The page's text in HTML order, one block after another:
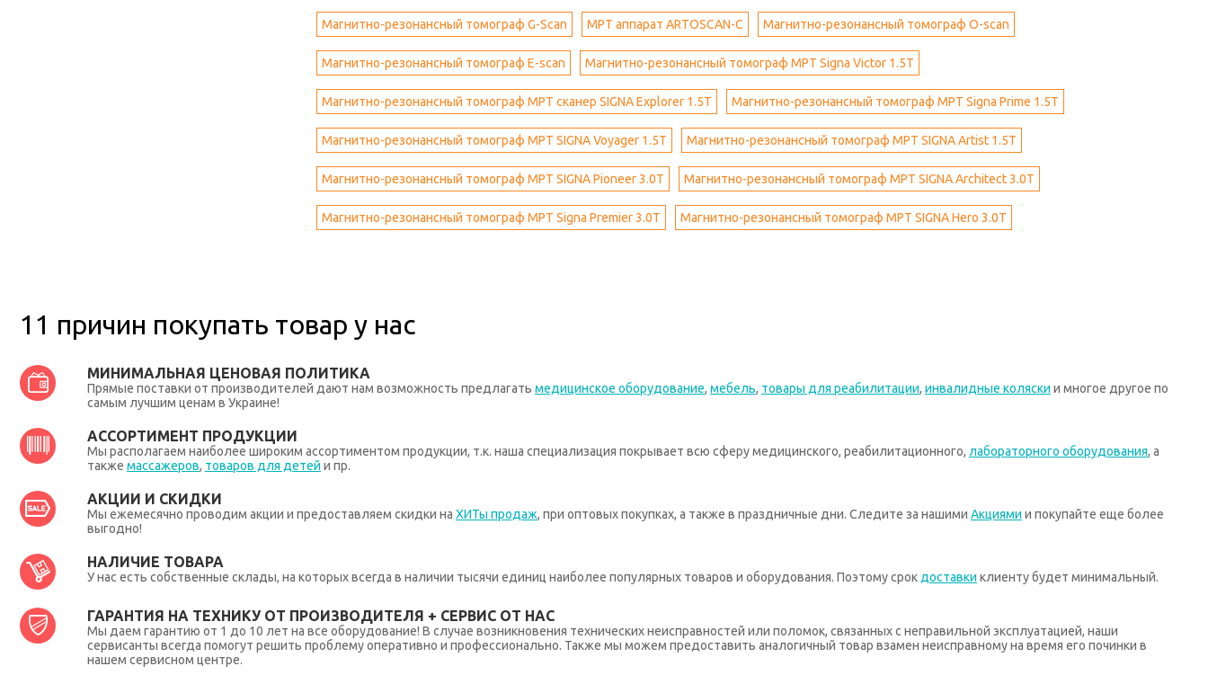
Магнитно-резонансный томограф G-Scan МРТ аппарат ARTOSCAN-C Магнитно-резонансный томограф O-scan
Магнитно-резонансный томограф E-scan Магнитно-резонансный томограф МРТ Signa Victor 1.5T
Магнитно-резонансный томограф МРТ сканер SIGNA Explorer 1.5T Магнитно-резонансный томограф МРТ Signa Prime 1.5T
Магнитно-резонансный томограф МРТ SIGNA Voyager 1.5T Магнитно-резонансный томограф МРТ SIGNA Artist 1.5Т
Магнитно-резонансный томограф МРТ SIGNA Pioneer 3.0T Магнитно-резонансный томограф МРТ SIGNA Architect 3.0T
Магнитно-резонансный томограф МРТ Signa Premier 3.0T Магнитно-резонансный томограф МРТ SIGNA Hero 3.0T
11 причин покупать товар у нас
МИНИМАЛЬНАЯ ЦЕНОВАЯ ПОЛИТИКА
Прямые поставки от производителей дают нам возможность предлагать медицинское оборудование, мебель, товары для реабилитации, инвалидные коляски и многое другое по
самым лучшим ценам в Украине!
АССОРТИМЕНТ ПРОДУКЦИИ
Мы располагаем наиболее широким ассортиментом продукции, т.к. наша специализация покрывает всю сферу медицинского, реабилитационного, лабораторного оборудования, а
также массажеров, товаров для детей и пр.
АКЦИИ И СКИДКИ
Мы ежемесячно проводим акции и предоставляем скидки на ХИТы продаж, при оптовых покупках, а также в праздничные дни. Следите за нашими Акциями и покупайте еще более
выгодно!
НАЛИЧИЕ ТОВАРА
У нас есть собственные склады, на которых всегда в наличии тысячи единиц наиболее популярных товаров и оборудования. Поэтому срок доставки клиенту будет минимальный.
ГАРАНТИЯ НА ТЕХНИКУ ОТ ПРОИЗВОДИТЕЛЯ + СЕРВИС ОТ НАС
Мы даем гарантию от 1 до 10 лет на все оборудование! В случае возникновения технических неисправностей или поломок, связанных с неправильной эксплуатацией, наши
сервисанты всегда помогут решить проблему оперативно и профессионально. Также мы можем предоставить аналогичный товар взамен неисправному на время его починки в
нашем сервисном центре.